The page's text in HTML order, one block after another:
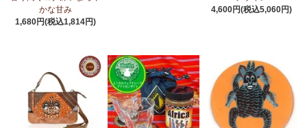
ニア紅茶～無農薬手摘み茶葉～
4/15：ノースリーブワンピース～前後2way仕様～
新入荷！ゆった
りシルエット
4/15：【新登場】ティアードフレアパンツ新入荷！大人気のティ
アードパンツが、さらに進化してバージョンアップ！
かな甘み
1,680円(税込1,814円)
4,600円(税込5,060円)